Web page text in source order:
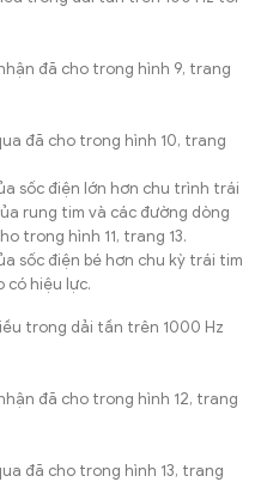
đã cho trong hình 9, trang
đã cho trong hình 10, trang
sốc điện lớn hơn chu trình trái
rung tim và các đường dòng
trong hình 11, trang 13.
sốc điện bé hơn chu kỳ trái tim
có hiệu lực.
trong dải tần trên 1000 Hz
đã cho trong hình 12, trang
đã cho trong hình 13, trang